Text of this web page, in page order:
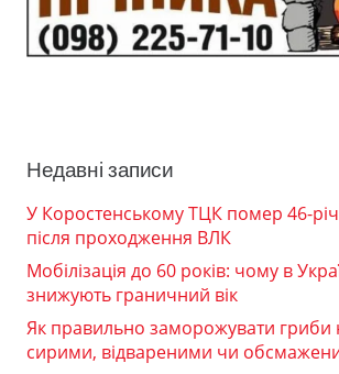
Недавні записи
У Коростенському ТЦК помер 46-
після проходження ВЛК
Мобілізація до 60 років: чому в
знижують граничний вік
Як правильно заморожувати
сирими, відвареними чи